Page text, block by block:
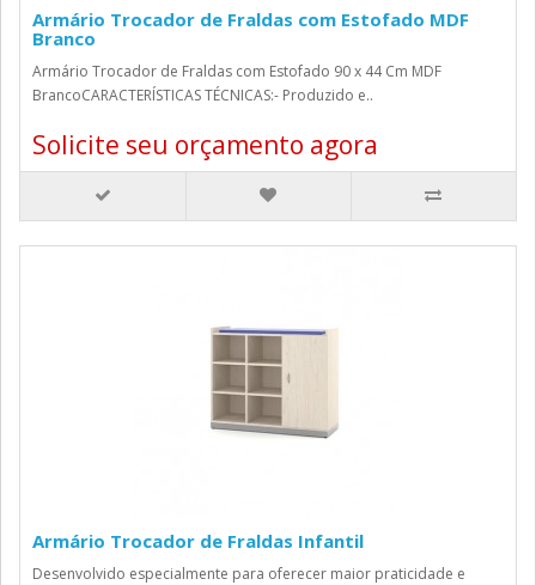
Armário Trocador de Fraldas com Estofado MDF
Branco
Armário Trocador de Fraldas com Estofado 90 x 44 Cm MDF
BrancoCARACTERÍSTICAS TÉCNICAS:- Produzido e..
Solicite seu orçamento agora
Armário Trocador de Fraldas Infantil
Desenvolvido especialmente para oferecer maior praticidade e